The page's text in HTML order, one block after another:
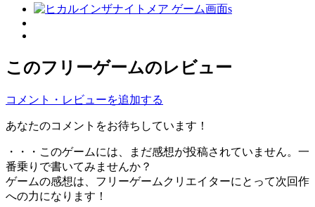
このフリーゲームのレビュー
コメント・レビューを追加する
あなたのコメントをお待ちしています！
・・・このゲームには、まだ感想が投稿されていません。一
番乗りで書いてみませんか？
ゲームの感想は、フリーゲームクリエイターにとって次回作
への力になります！